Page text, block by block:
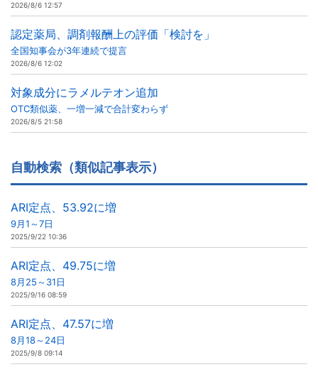
2026/8/6 12:57
認定薬局、調剤報酬上の評価「検討を」
全国知事会が3年連続で提言
2026/8/6 12:02
対象成分にラメルテオン追加
OTC類似薬、一増一減で合計変わらず
2026/8/5 21:58
自動検索（類似記事表示）
ARI定点、53.92に増
9月1～7日
2025/9/22 10:36
ARI定点、49.75に増
8月25～31日
2025/9/16 08:59
ARI定点、47.57に増
8月18～24日
2025/9/8 09:14